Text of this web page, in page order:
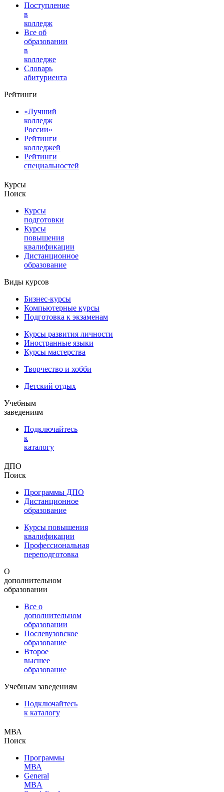
Поступление
в
колледж
Все об
образовании
в
колледже
Словарь
абитуриента
Рейтинги
«Лучший
колледж
России»
Рейтинги
колледжей
Рейтинги
специальностей
Курсы
Поиск
Курсы
подготовки
Курсы
повышения
квалификации
Дистанционное
образование
Виды курсов
Бизнес-курсы
Компьютерные курсы
Подготовка к экзаменам
Курсы развития личности
Иностранные языки
Курсы мастерства
Творчество и хобби
Детский отдых
Учебным
заведениям
Подключайтесь
к
каталогу
ДПО
Поиск
Программы ДПО
Дистанционное
образование
Курсы повышения
квалификации
Профессиональная
переподготовка
О
дополнительном
образовании
Все о
дополнительном
образовании
Послевузовское
образование
Второе
высшее
образование
Учебным заведениям
Подключайтесь
к каталогу
МВА
Поиск
Программы
МВА
General
MBA